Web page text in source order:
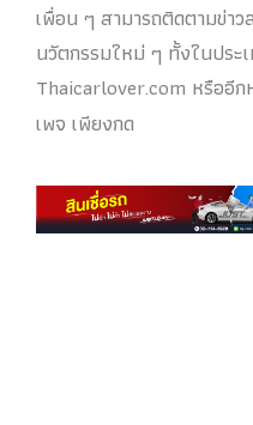
เพื่อน ๆ สามารถติดตามข่า
นวัตกรรมใหม่ ๆ ทั้งในประ
Thaicarlover.com หรืออี
เพจ เพียงกด